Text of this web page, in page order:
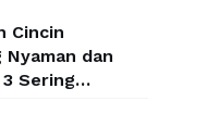
Cincin
Nyaman dan
Sering